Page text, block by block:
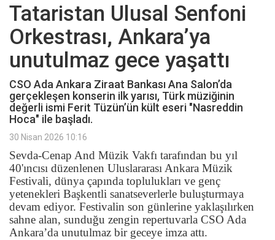
Tataristan Ulusal Senfoni
Orkestrası, Ankara’ya
unutulmaz gece yaşattı
CSO Ada Ankara Ziraat Bankası Ana Salon’da
gerçekleşen konserin ilk yarısı, Türk müziğinin
değerli ismi Ferit Tüzün’ün kült eseri "Nasreddin
Hoca" ile başladı.
30 Nisan 2026 10:16
Sevda-Cenap And Müzik Vakfı tarafından bu yıl
40'ıncısı düzenlenen Uluslararası Ankara Müzik
Festivali, dünya çapında toplulukları ve genç
yetenekleri Başkentli sanatseverlerle buluşturmaya
devam ediyor. Festivalin son günlerine yaklaşılırken
sahne alan, sunduğu zengin repertuvarla CSO Ada
Ankara’da unutulmaz bir geceye imza attı.